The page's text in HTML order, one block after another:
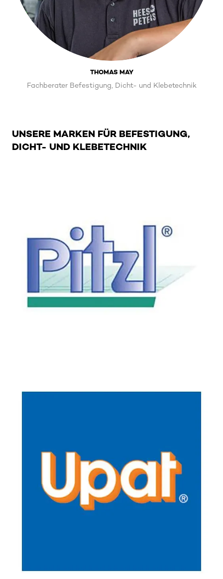
THOMAS MAY
Fachberater Befestigung, Dicht- und Klebetechnik
UNSERE MARKEN FÜR BEFESTIGUNG,
DICHT- UND KLEBETECHNIK